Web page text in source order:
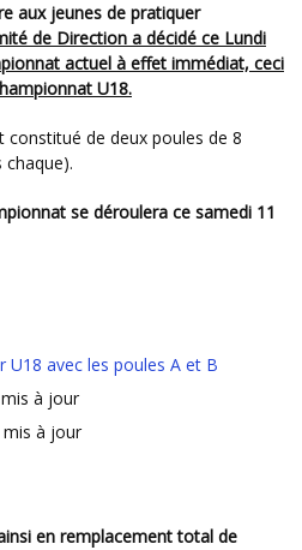
de Direction a décidé ce Lundi
actuel à effet immédiat, ceci
U18.
U18 avec les poules A et B
mis à jour
mis à jour